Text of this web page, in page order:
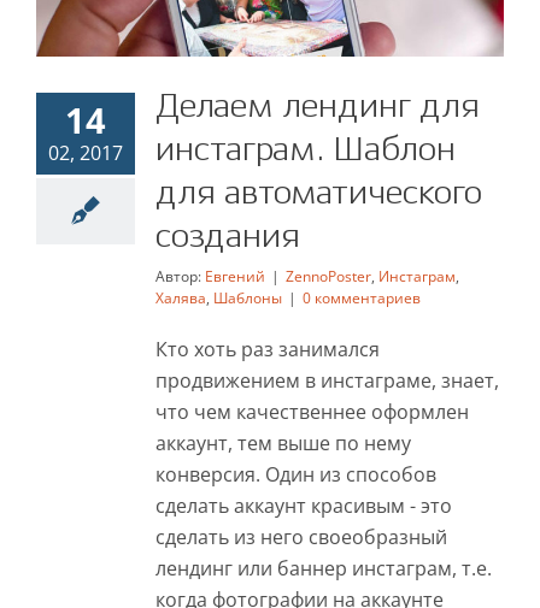
инстаграм. Шаблон для
автоматического
создания
ZennoPoster Инстаграм Халява Шаблоны
14
02, 2017
Делаем лендинг для
инстаграм. Шаблон
для автоматического
создания
Автор: Евгений | ZennoPoster, Инстаграм,
Халява, Шаблоны | 0 комментариев
Кто хоть раз занимался
продвижением в инстаграме, знает,
что чем качественнее оформлен
аккаунт, тем выше по нему
конверсия. Один из способов
сделать аккаунт красивым - это
сделать из него своеобразный
лендинг или баннер инстаграм, т.е.
когда фотографии на аккаунте